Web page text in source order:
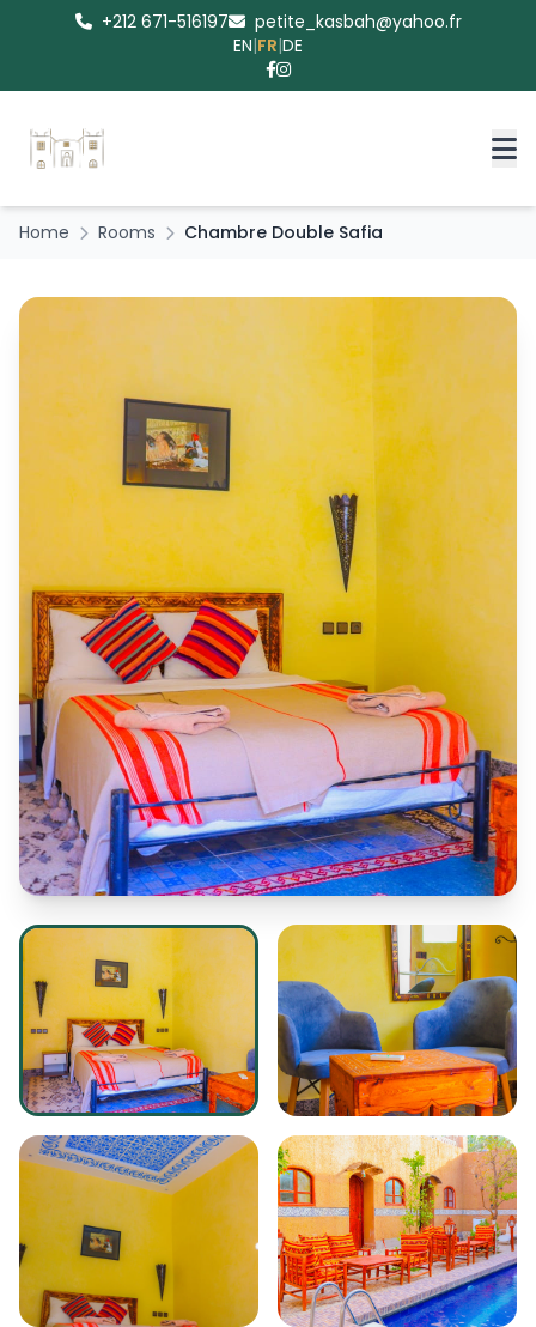
+212 671-516197
petite_kasbah@yahoo.fr
EN|FR|DE
Home Rooms Chambre Double Safia